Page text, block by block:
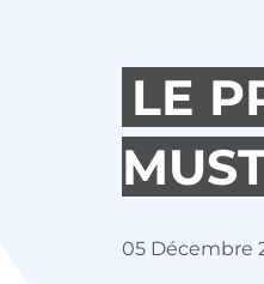
LE
05 Décembre